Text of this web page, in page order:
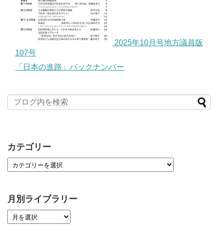
2025年10月号地方議員版
107号
「日本の進路」バックナンバー
カテゴリー
月別ライブラリー